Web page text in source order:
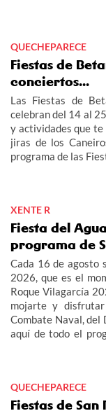
QUECHEPARECE
Fiestas de
conciertos...
Las Fiestas de
celebran del 14 al
y actividades que te
jiras de los
programa de las
XENTE R
Fiesta del
programa de
Cada 16 de agosto
2026, que es el
Roque Vilagarcía
mojarte y
Combate Naval, del
aquí de todo el
QUECHEPARECE
Fiestas de